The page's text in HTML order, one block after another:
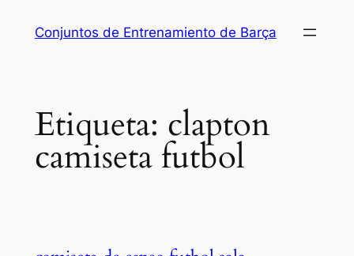
Conjuntos de Entrenamiento de Barça
Etiqueta: clapton
camiseta futbol